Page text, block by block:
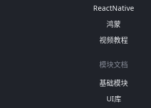
ReactNative
鸿蒙
视频教程
模块文档
基础模块
UI库